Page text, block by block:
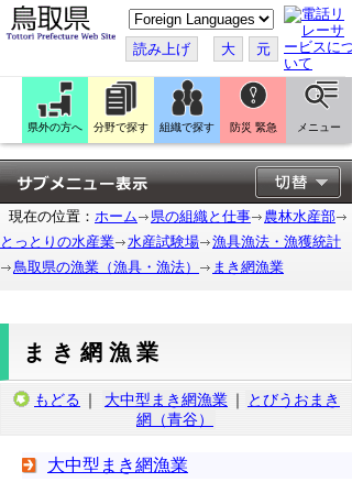
こ
の
ペ
ー
ジ
翻
訳
す
る
読み上げ 大 元
県外の方へ 分野で探す 組織で探す 防災 緊急 メニュー
現在の位置： ホーム 県の組織と仕事
農林水産部
とっとりの水産業
水産試験場
漁具漁法・漁獲統計
鳥取県の漁業（漁具・漁法）
まき網漁業
まき網漁業
もどる ｜ 大中型まき網漁業 ｜
とびうおまき
網（青谷）
大中型まき網漁業